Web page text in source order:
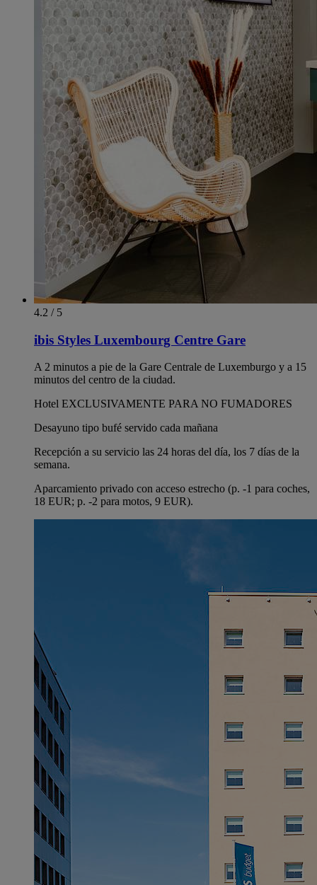
4.2 / 5
ibis Styles Luxembourg Centre Gare
A 2 minutos a pie de la Gare Centrale de Luxemburgo y a 15
minutos del centro de la ciudad.
Hotel EXCLUSIVAMENTE PARA NO FUMADORES
Desayuno tipo bufé servido cada mañana
Recepción a su servicio las 24 horas del día, los 7 días de la
semana.
Aparcamiento privado con acceso estrecho (p. -1 para coches,
18 EUR; p. -2 para motos, 9 EUR).